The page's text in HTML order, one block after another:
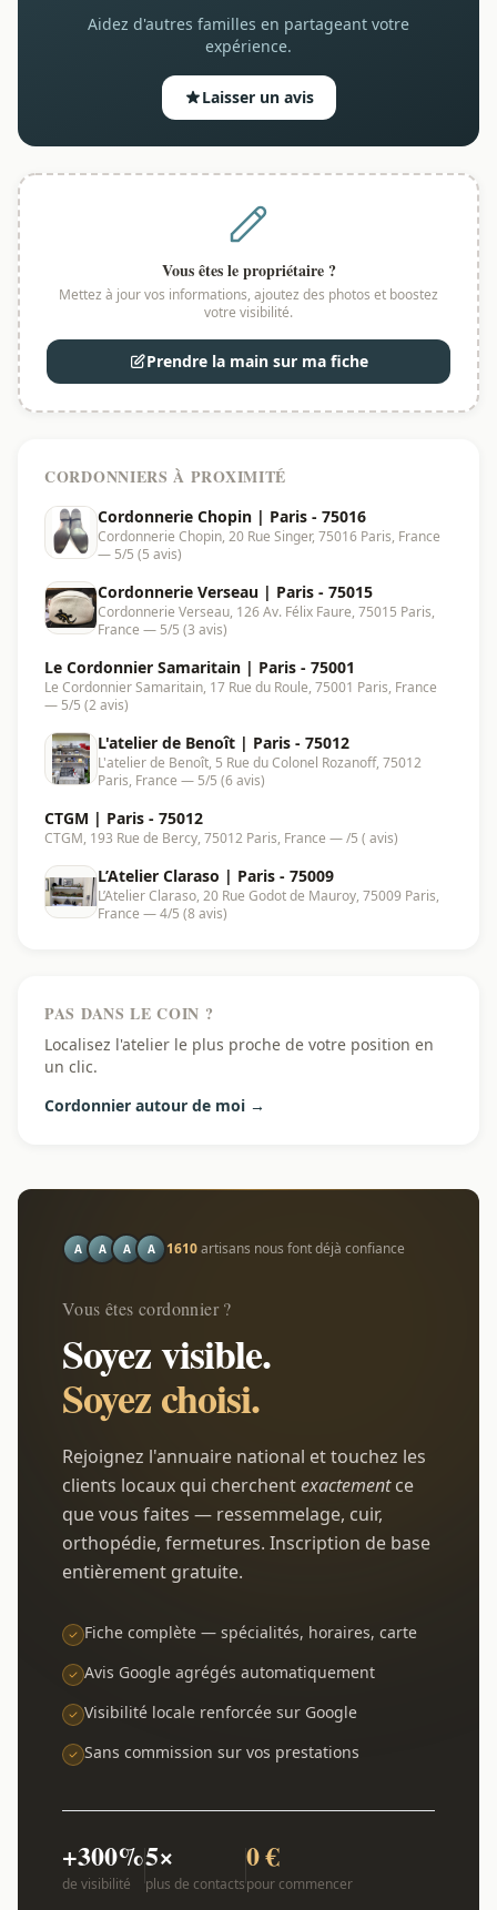
Aidez d'autres familles en partageant votre
expérience.
Laisser un avis
Vous êtes le propriétaire ?
Mettez à jour vos informations, ajoutez des photos et boostez
votre visibilité.
Prendre la main sur ma fiche
CORDONNIERS À PROXIMITÉ
Cordonnerie Chopin | Paris - 75016
Cordonnerie Chopin, 20 Rue Singer, 75016 Paris, France
— 5/5 (5 avis)
Cordonnerie Verseau | Paris - 75015
Cordonnerie Verseau, 126 Av. Félix Faure, 75015 Paris,
France — 5/5 (3 avis)
Le Cordonnier Samaritain | Paris - 75001
Le Cordonnier Samaritain, 17 Rue du Roule, 75001 Paris, France
— 5/5 (2 avis)
L'atelier de Benoît | Paris - 75012
L'atelier de Benoît, 5 Rue du Colonel Rozanoff, 75012
Paris, France — 5/5 (6 avis)
CTGM | Paris - 75012
CTGM, 193 Rue de Bercy, 75012 Paris, France — /5 ( avis)
L’Atelier Claraso | Paris - 75009
L’Atelier Claraso, 20 Rue Godot de Mauroy, 75009 Paris,
France — 4/5 (8 avis)
PAS DANS LE COIN ?
Localisez l'atelier le plus proche de votre position en
un clic.
Cordonnier autour de moi →
A A A A 1610artisans nous font déjà confiance
Vous êtes cordonnier ?
Soyez visible.
Soyez choisi.
Rejoignez l'annuaire national et touchez les
clients locaux qui cherchentexactementce
que vous faites — ressemmelage, cuir,
orthopédie, fermetures. Inscription de base
entièrement gratuite.
Fiche complète — spécialités, horaires, carte
Avis Google agrégés automatiquement
Visibilité locale renforcée sur Google
Sans commission sur vos prestations
+300%
de visibilité
5×
plus de contacts
0 €
pour commencer